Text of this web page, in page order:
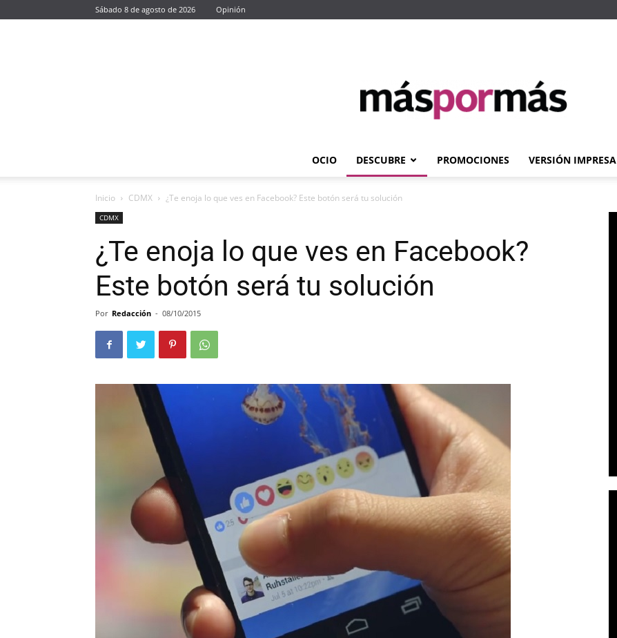
Sábado 8 de agosto de 2026 Opinión
Máspormás
OCIO DESCUBRE PROMOCIONES VERSIÓN IMPRESA
Inicio CDMX ¿Te enoja lo que ves en Facebook? Este botón será tu solución
CDMX
¿Te enoja lo que ves en Facebook?
Este botón será tu solución
Por Redacción - 08/10/2015